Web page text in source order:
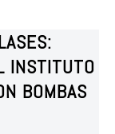
INSTITUTO
BOMBAS